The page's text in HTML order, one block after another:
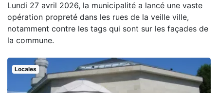
Lundi 27 avril 2026, la municipalité a lancé une vaste
opération propreté dans les rues de la veille ville,
notamment contre les tags qui sont sur les façades de
la commune.
Locales